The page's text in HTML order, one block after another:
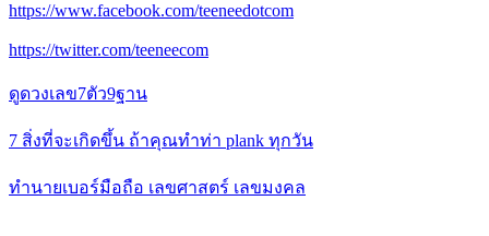
https://www.facebook.com/teeneedotcom
https://twitter.com/teeneecom
ดูดวงเลข7ตัว9ฐาน
7 สิ่งที่จะเกิดขึ้น ถ้าคุณทำท่า plank ทุกวัน
ทำนายเบอร์มือถือ เลขศาสตร์ เลขมงคล